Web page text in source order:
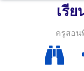
เรี
ครูสอน